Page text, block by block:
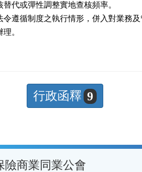
代或彈性調整實地查核頻率。
令遵循制度之執行情形，併入對業務
。
行政函釋 9
險商業同業公會